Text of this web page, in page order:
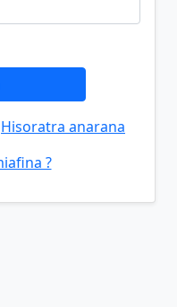
Hisoratra anarana
?